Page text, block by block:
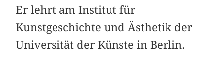
Er lehrt am Institut für
Kunstgeschichte und Ästhetik der
Universität der Künste in Berlin.